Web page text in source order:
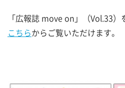
「広報誌 move on」（Vol.33）
こちらからご覧いただけます。